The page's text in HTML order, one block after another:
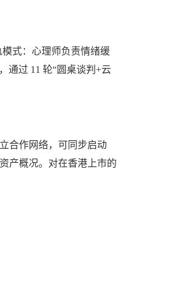
式：心理师负责情绪缓
通过 11 轮“圆桌谈判+云
合作网络，可同步启动
产概况。对在香港上市的